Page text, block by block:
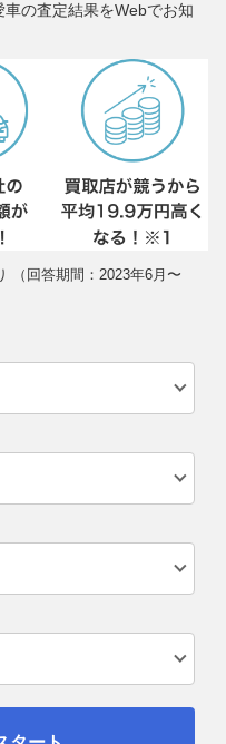
車の査定結果をWebでお知
（回答期間：2023年6月〜